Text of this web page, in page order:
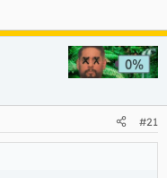
#21